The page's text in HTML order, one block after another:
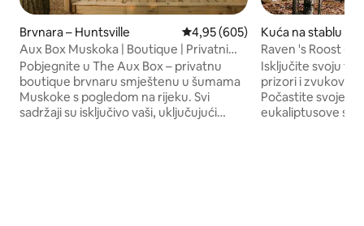
Brvnara – Huntsville Prosječna ocjena: 4,95/5,
4,95 (605)
Aux Box Muskoka | Boutique | Privatni
nordijski spa
Pobjegnite u The Aux Box – privatnu
boutique brvnaru smještenu u šumama
Muskoke s pogledom na rijeku. Svi
sadržaji su isključivo vaši, uključujući
Kuća na stablu –
Raven 's Roost -
na stablu sa
Isključite svoju
prizori i zvukovi
Počastite svoje
eukaliptusove